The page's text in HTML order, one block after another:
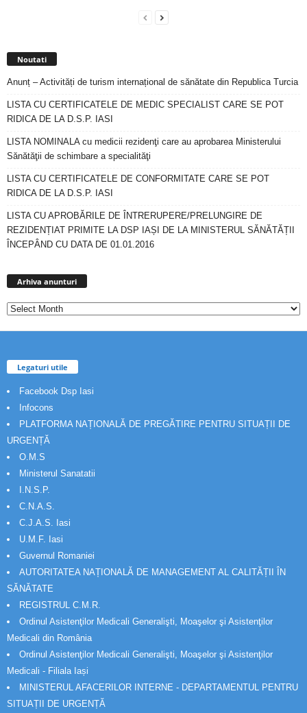
Noutati
Anunț – Activități de turism internațional de sănătate din Republica Turcia
LISTA CU CERTIFICATELE DE MEDIC SPECIALIST CARE SE POT
RIDICA DE LA D.S.P. IASI
LISTA NOMINALA cu medicii rezidenţi care au aprobarea Ministerului
Sănătăţii de schimbare a specialităţi
LISTA CU CERTIFICATELE DE CONFORMITATE CARE SE POT
RIDICA DE LA D.S.P. IASI
LISTA CU APROBĂRILE DE ÎNTRERUPERE/PRELUNGIRE DE
REZIDENȚIAT PRIMITE LA DSP IAȘI DE LA MINISTERUL SĂNĂTĂȚII
ÎNCEPÂND CU DATA DE 01.01.2016
Arhiva anunturi
Legaturi utile
Facebook Dsp Iasi
Infocons
PLATFORMA NAȚIONALĂ DE PREGĂTIRE PENTRU SITUAȚII DE
URGENȚĂ
O.M.S
Ministerul Sanatatii
I.N.S.P.
C.N.A.S.
C.J.A.S. Iasi
U.M.F. Iasi
Guvernul Romaniei
AUTORITATEA NAȚIONALĂ DE MANAGEMENT AL CALITĂȚII ÎN
SĂNĂTATE
REGISTRUL C.M.R.
Ordinul Asistenţilor Medicali Generalişti, Moaşelor şi Asistenţilor
Medicali din România
Ordinul Asistenţilor Medicali Generalişti, Moaşelor şi Asistenţilor
Medicali - Filiala Iași
MINISTERUL AFACERILOR INTERNE - DEPARTAMENTUL PENTRU
SITUAȚII DE URGENȚĂ